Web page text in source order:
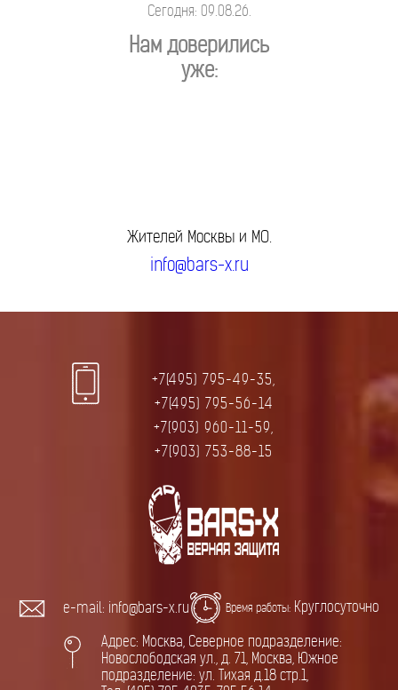
Сегодня: 09.08.26.
Нам доверились
уже:
Жителей Москвы и МО.
info@bars-x.ru
e-mail: info@bars-x.ru Время работы: Круглосуточно
Адрес: Москва, Северное подразделение:
Новослободская ул., д. 71, Москва, Южное
подразделение: ул. Тихая д.18 стр.1,
+7(495) 795-49-35,
+7(495) 795-56-14
+7(903) 960-11-59,
+7(903) 753-88-15